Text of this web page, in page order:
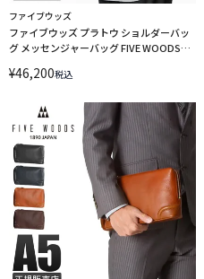
ファイブウッズ
ファイブウッズ プラトウ ショルダーバッ
グ メッセンジャーバッグ FIVE WOODS
¥46,200税込